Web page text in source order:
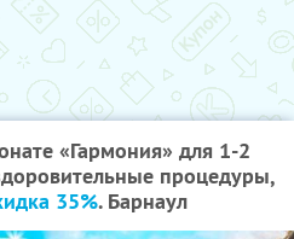
«Гармония» для 1-2
процедуры,
35%. Барнаул